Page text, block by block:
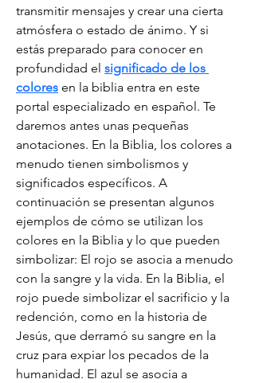
transmitir mensajes y crear una cierta
atmósfera o estado de ánimo. Y si
estás preparado para conocer en
profundidad el significado de los
colores en la biblia entra en este
portal especializado en español. Te
daremos antes unas pequeñas
anotaciones. En la Biblia, los colores a
menudo tienen simbolismos y
significados específicos. A
continuación se presentan algunos
ejemplos de cómo se utilizan los
colores en la Biblia y lo que pueden
simbolizar: El rojo se asocia a menudo
con la sangre y la vida. En la Biblia, el
rojo puede simbolizar el sacrificio y la
redención, como en la historia de
Jesús, que derramó su sangre en la
cruz para expiar los pecados de la
humanidad. El azul se asocia a